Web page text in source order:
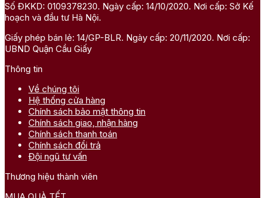
Số ĐKKD: 0109378230. Ngày cấp: 14/10/2020. Nơi cấp: Sở Kế
hoạch và đầu tư Hà Nội.
Giấy phép bán lẻ: 14/GP-BLR. Ngày cấp: 20/11/2020. Nơi cấp:
UBND Quận Cầu Giấy
Thông tin
Về chúng tôi
Hệ thống cửa hàng
Chính sách bảo mật thông tin
Chính sách giao, nhận hàng
Chính sách thanh toán
Chính sách đổi trả
Đội ngũ tư vấn
Thương hiệu thành viên